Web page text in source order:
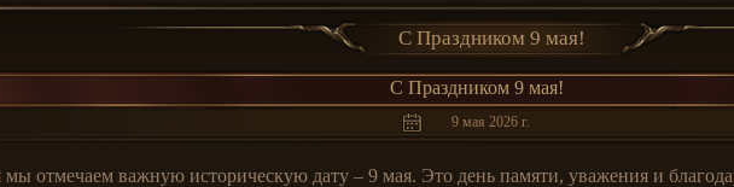
С Праздником 9 мая!
С Праздником 9 мая!
9 мая 2026 г.
мы отмечаем важную историческую дату – 9 мая. Это день памяти, уважения и